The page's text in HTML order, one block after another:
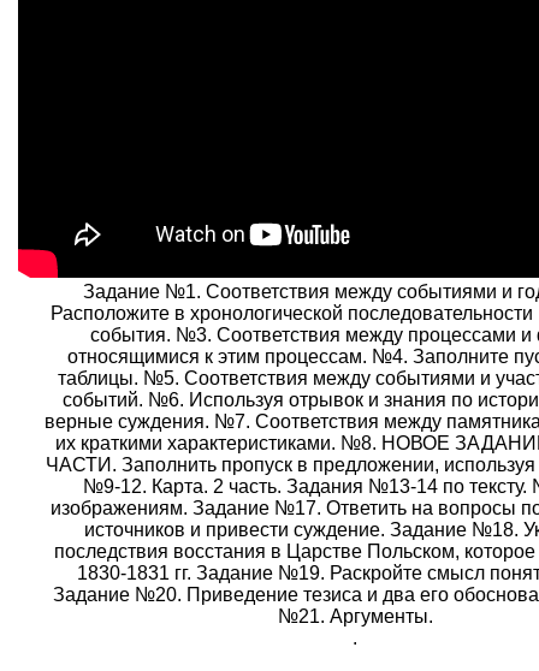
Задание №1. Соответствия между событиями и
Расположите в хронологической последовательности
события. №3. Соответствия между процессами и
относящимися к этим процессам. №4. Заполните
таблицы. №5. Соответствия между событиями и
событий. №6. Используя отрывок и знания по
верные суждения. №7. Соответствия между
их краткими характеристиками. №8. НОВОЕ
ЧАСТИ. Заполнить пропуск в предложении,
№9-12. Карта. 2 часть. Задания №13-14 по
изображениям. Задание №17. Ответить на вопросы
источников и привести суждение. Задание №18.
последствия восстания в Царстве Польском,
1830-1831 гг. Задание №19. Раскройте смысл
Задание №20. Приведение тезиса и два его
№21. Аргументы.
.